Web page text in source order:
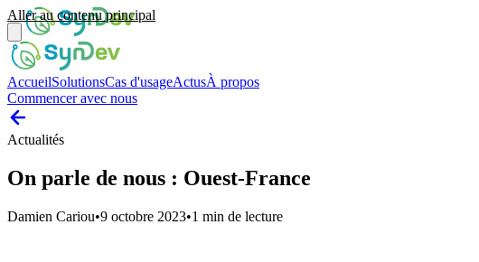
Aller au contenu principal
AccueilSolutionsCas d'usageActusÀ propos
Commencer avec nous
Actualités
On parle de nous : Ouest-France
Damien Cariou•9 octobre 2023•1 min de lecture